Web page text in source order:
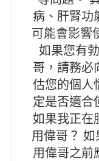
病、肝腎功
可能會影響
如果您有
哥，請務必
估您的個人
定是否適合
如果我正在
用偉哥？
用偉哥之前